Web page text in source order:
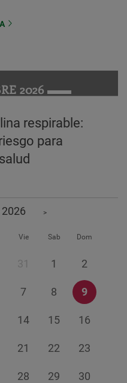
2026
respirable:
para
>
Vie Sab Dom
31 1 2
7 8 9
14 15 16
21 22 23
28 29 30